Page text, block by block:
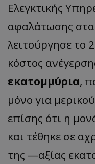
Ελεγκτικής
αφαλάτωσης
λειτούργησε το
κόστος
εκατομμύρια,
μόνο για
επίσης ότι η
και τέθηκε σε
της —αξίας